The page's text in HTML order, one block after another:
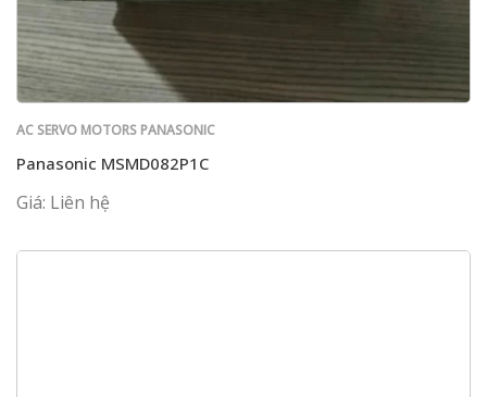
AC SERVO MOTORS PANASONIC
Panasonic MSMD082P1C
Giá: Liên hệ